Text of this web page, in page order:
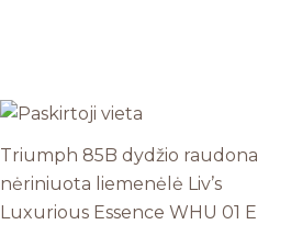
Triumph 85B dydžio raudona
nėriniuota liemenėlė Liv’s
Luxurious Essence WHU 01 E